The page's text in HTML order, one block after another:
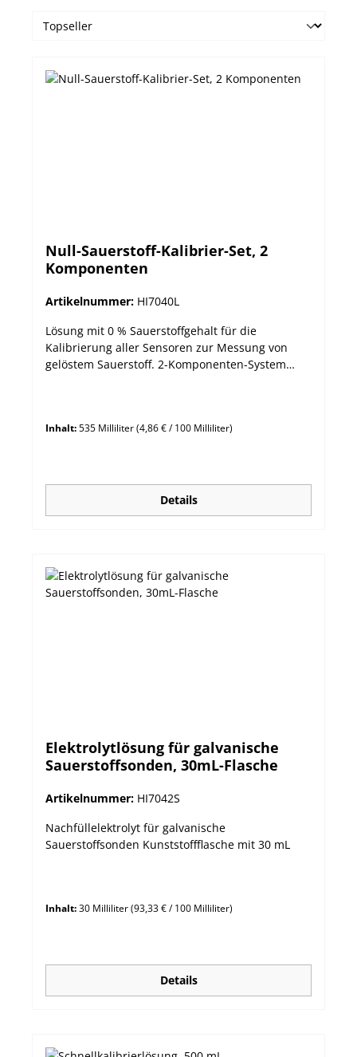
Null-Sauerstoff-Kalibrier-Set, 2
Komponenten
Artikelnummer: HI7040L
Lösung mit 0 % Sauerstoffgehalt für die
Kalibrierung aller Sensoren zur Messung von
gelöstem Sauerstoff. 2-Komponenten-System
aufzubrauchen. Kunststoffflasche 35 mL mit
mit Komponente II (entionisiertes Wasser)
Inhalt:535 Milliliter(4,86 € / 100 Milliliter)
Details
Elektrolytlösung für galvanische
Sauerstoffsonden, 30mL-Flasche
Artikelnummer: HI7042S
Nachfüllelektrolyt für galvanische
Sauerstoffsonden Kunststoffflasche mit 30 mL
Inhalt:30 Milliliter(93,33 € / 100 Milliliter)
Details